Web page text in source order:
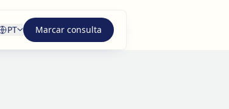
PT Marcar consulta